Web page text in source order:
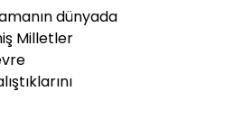
dünyada
Milletler